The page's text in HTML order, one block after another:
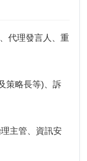
代理發言人、重
策略長等)、訴
主管、資訊安